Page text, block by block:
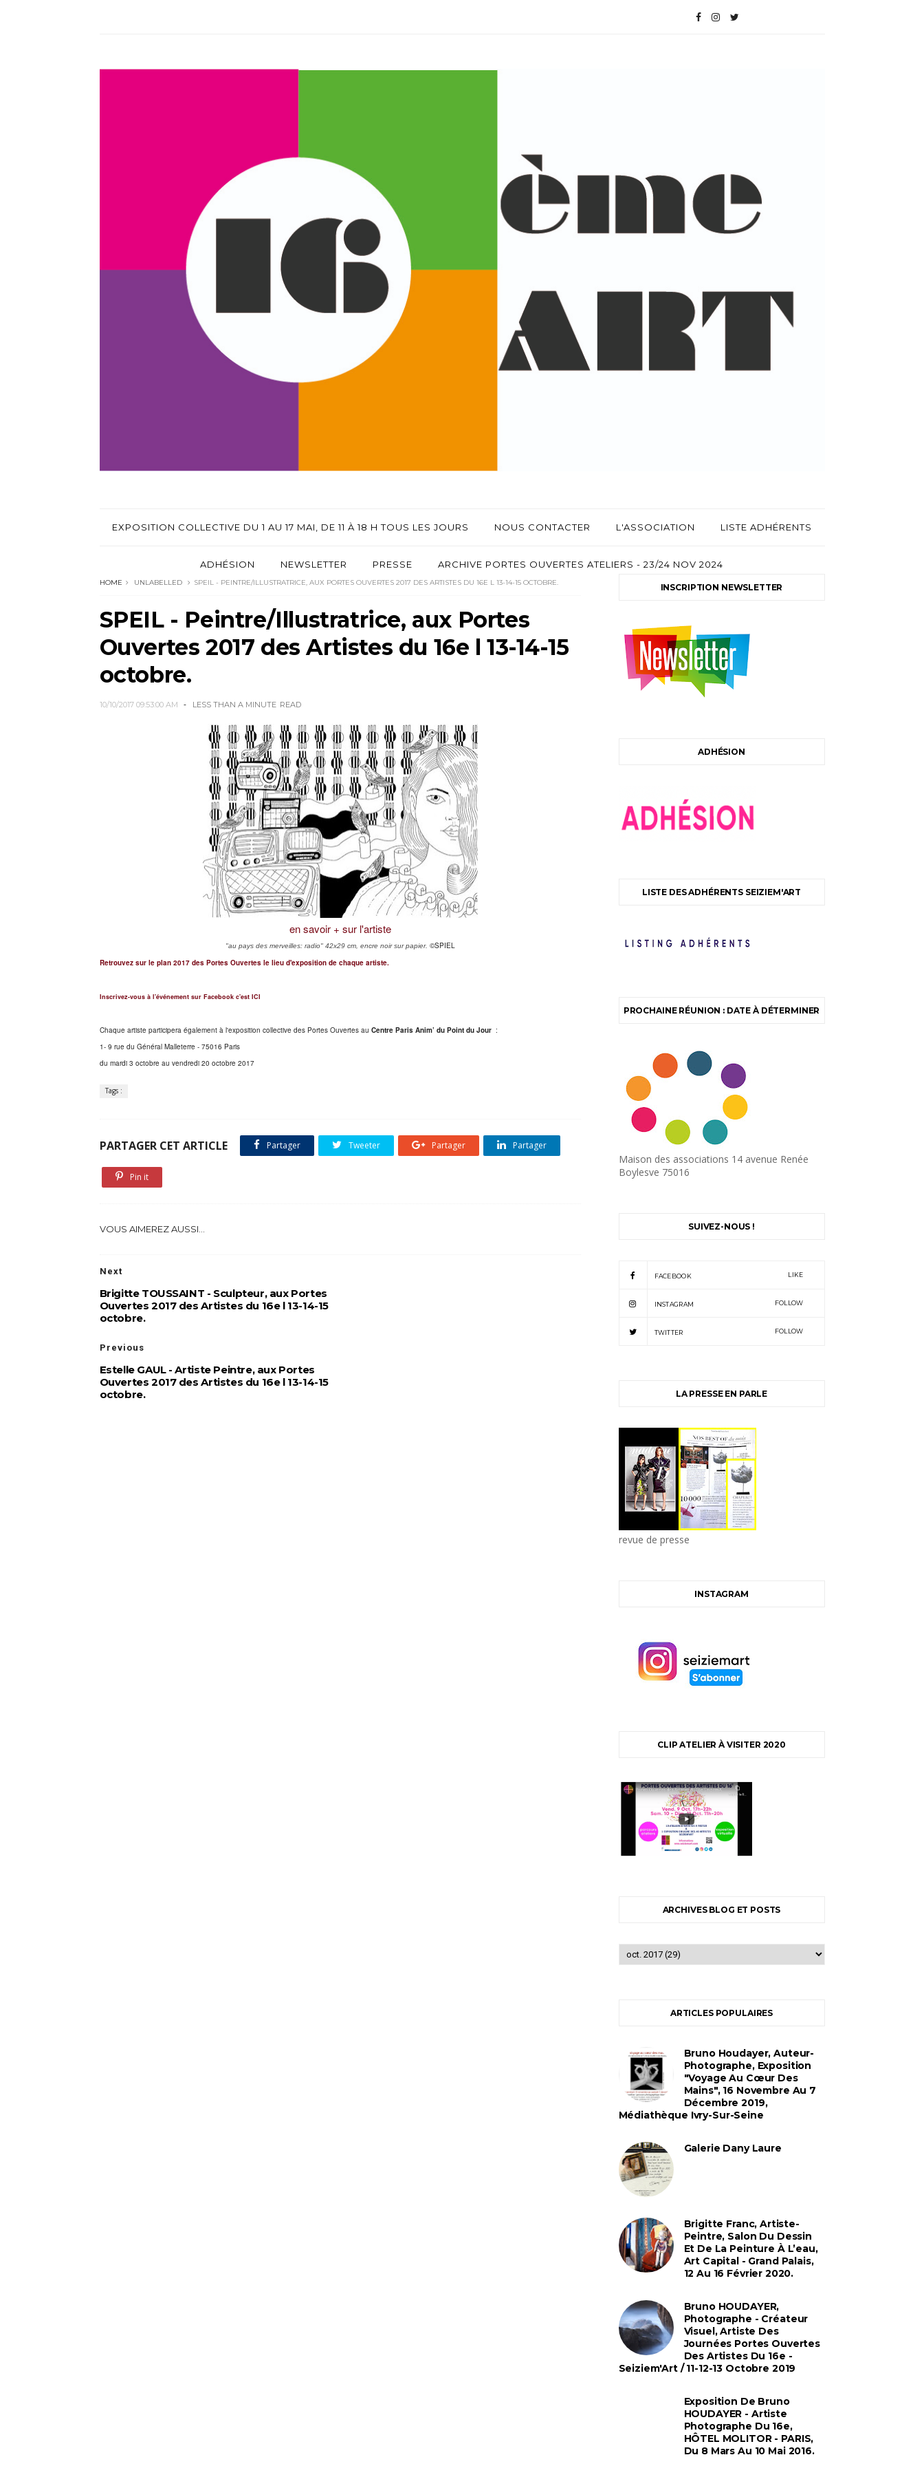
EXPOSITION COLLECTIVE DU 1 AU 17 MAI, DE 11 À 18 H TOUS LES JOURS NOUS CONTACTER L'ASSOCIATION LISTE ADHÉRENTS
ADHÉSION NEWSLETTER PRESSE ARCHIVE PORTES OUVERTES ATELIERS - 23/24 NOV 2024
HOME UNLABELLED SPEIL - PEINTRE/ILLUSTRATRICE, AUX PORTES OUVERTES 2017 DES ARTISTES DU 16E L 13-14-15 OCTOBRE.
SPEIL - Peintre/Illustratrice, aux Portes
Ouvertes 2017 des Artistes du 16e l 13-14-15
octobre.
10/10/2017 09:53:00 AM LESS THAN A MINUTE READ
en savoir + sur l'artiste
"au pays des merveilles: radio" 42x29 cm, encre noir sur papier. ©SPIEL
Retrouvez sur le plan 2017 des Portes Ouvertes le lieu d'exposition de chaque artiste.
Inscrivez-vous à l'événement sur Facebook c'est ICI
Chaque artiste participera également à l'exposition collective des Portes Ouvertes au Centre Paris Anim’ du Point du Jour:
1- 9 rue du Général Malleterre - 75016 Paris
du mardi 3 octobre au vendredi 20 octobre 2017
Tags :
PARTAGER CET ARTICLE Partager Tweeter Partager Partager
Pin it
VOUS AIMEREZ AUSSI...
Next
Brigitte TOUSSAINT - Sculpteur, aux Portes
Ouvertes 2017 des Artistes du 16e l 13-14-15
octobre.
Previous
Estelle GAUL - Artiste Peintre, aux Portes
Ouvertes 2017 des Artistes du 16e l 13-14-15
octobre.
INSCRIPTION NEWSLETTER
ADHÉSION
LISTE DES ADHÉRENTS SEIZIEM'ART
PROCHAINE RÉUNION : DATE À DÉTERMINER
Maison des associations 14 avenue Renée
Boylesve 75016
SUIVEZ-NOUS !
FACEBOOK LIKE
INSTAGRAM FOLLOW
TWITTER FOLLOW
LA PRESSE EN PARLE
revue de presse
INSTAGRAM
CLIP ATELIER À VISITER 2020
ARCHIVES BLOG ET POSTS
ARTICLES POPULAIRES
Bruno Houdayer, Auteur-
Photographe, Exposition
"Voyage Au Cœur Des
Mains", 16 Novembre Au 7
Décembre 2019,
Médiathèque Ivry-Sur-Seine
Galerie Dany Laure
Brigitte Franc, Artiste-
Peintre, Salon Du Dessin
Et De La Peinture À L’eau,
Art Capital - Grand Palais,
12 Au 16 Février 2020.
Bruno HOUDAYER,
Photographe - Créateur
Visuel, Artiste Des
Journées Portes Ouvertes
Des Artistes Du 16e -
Seiziem'Art / 11-12-13 Octobre 2019
Exposition De Bruno
HOUDAYER - Artiste
Photographe Du 16e,
HÔTEL MOLITOR - PARIS,
Du 8 Mars Au 10 Mai 2016.